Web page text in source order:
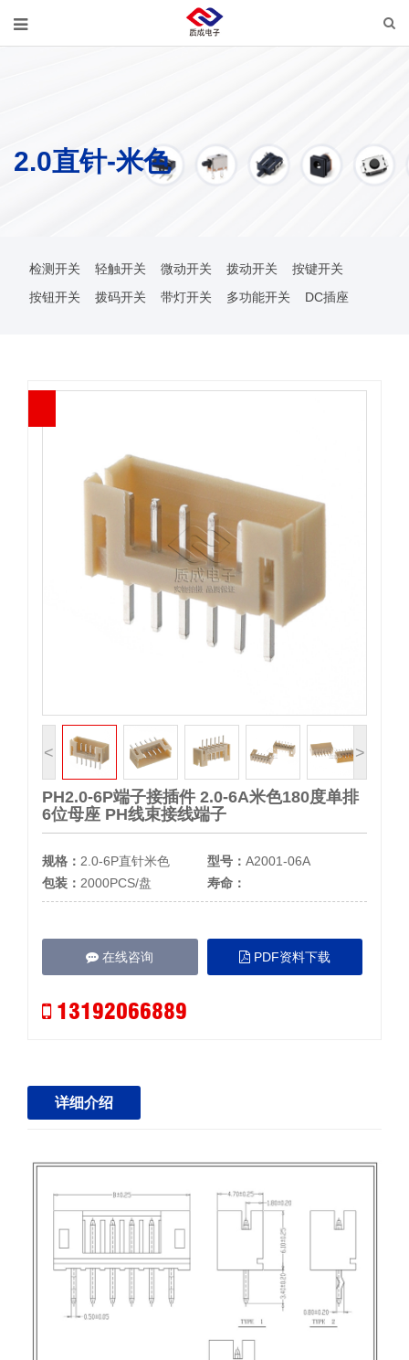
2.0直针-米色
检测开关 轻触开关 微动开关 拨动开关
按键开关
按钮开关
拨码开关 带灯开关 多功能开关 DC插座
< >
PH2.0-6P端子接插件 2.0-6A米色180度单排
6位母座 PH线束接线端子
规格： 2.0-6P直针米色 型号： A2001-06A
包装： 2000PCS/盘 寿命：
在线咨询 PDF资料下载
13192066889
详细介绍